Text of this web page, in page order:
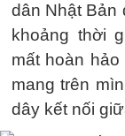
dân Nhật Bản
khoảng thời
mất hoàn
mang trên
dây kết nối